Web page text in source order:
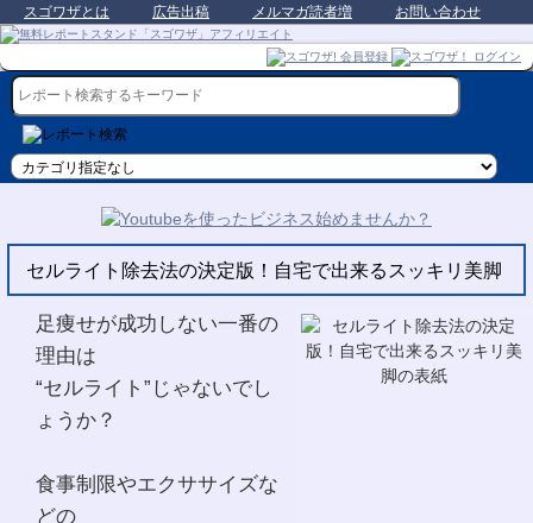
スゴワザとは 広告出稿 メルマガ読者増 お問い合わせ
セルライト除去法の決定版！自宅で出来るスッキリ美脚
足痩せが成功しない一番の
理由は
“セルライト”じゃないでし
ょうか？
食事制限やエクササイズな
どの